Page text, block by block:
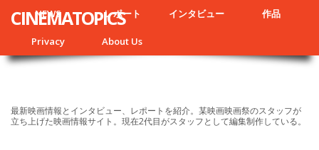
NEWS レポート インタビュー 作品
Privacy About Us
CINEMATOPICS
最新映画情報とインタビュー、レポートを紹介。某映画映画祭のスタッフが
立ち上げた映画情報サイト。現在2代目がスタッフとして編集制作している。